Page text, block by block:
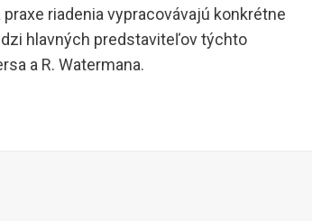
riadenia vypracovávajú konkrétne
hlavných predstaviteľov týchto
a R. Watermana.